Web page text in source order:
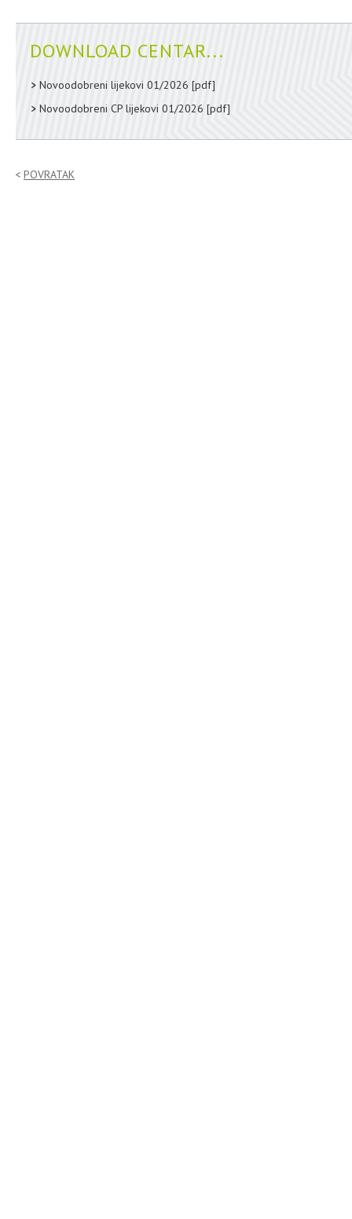
DOWNLOAD CENTAR...
Novoodobreni lijekovi 01/2026 [pdf]
Novoodobreni CP lijekovi 01/2026 [pdf]
POVRATAK